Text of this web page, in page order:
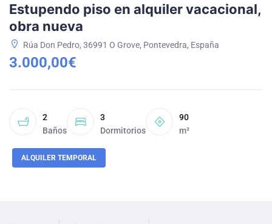
Estupendo piso en alquiler vacacional,
obra nueva
Rúa Don Pedro, 36991 O Grove, Pontevedra, España
3.000,00€
2
Baños
3
Dormitorios
90
m²
ALQUILER TEMPORAL